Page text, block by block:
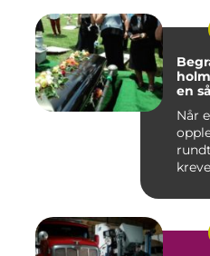
en
Når